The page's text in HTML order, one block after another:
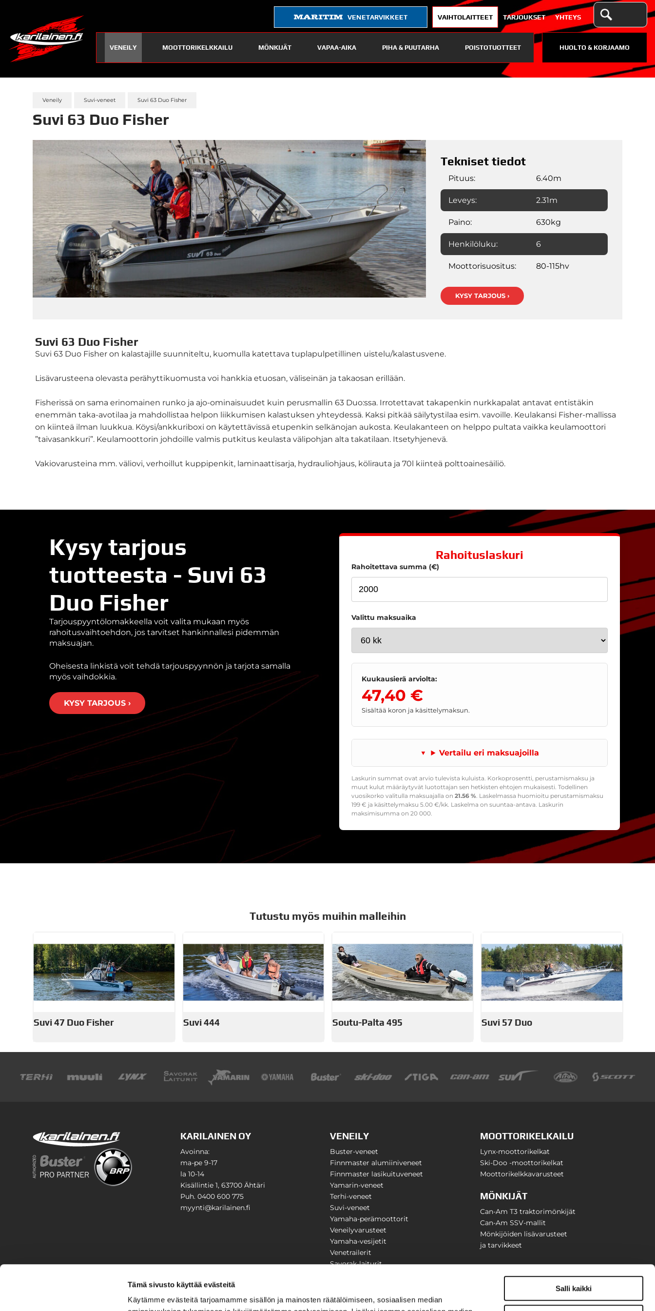
Tämä sivusto käyttää evästeitä
Käytämme evästeitä tarjoamamme sisällön ja mainosten räätälöimiseen, sosiaalisen median
Salli kaikki
VENETARVIKKEET VAIHTOLAITTEET TARJOUKSET YHTEYS
VENEILY MOOTTORIKELKKAILU MÖNKIJÄT VAPAA-AIKA PIHA & PUUTARHA POISTOTUOTTEET HUOLTO & KORJAAMO
Veneily Suvi-veneet Suvi 63 Duo Fisher
Suvi 63 Duo Fisher
Tekniset tiedot
Pituus: 6.40m
Leveys: 2.31m
Paino: 630kg
Henkilöluku: 6
Moottorisuositus: 80-115hv
KYSY TARJOUS ›
Suvi 63 Duo Fisher
Suvi 63 Duo Fisher on kalastajille suunniteltu, kuomulla katettava tuplapulpetillinen uistelu/kalastusvene.
Lisävarusteena olevasta perähyttikuomusta voi hankkia etuosan, väliseinän ja takaosan erillään.
Fisherissä on sama erinomainen runko ja ajo-ominaisuudet kuin perusmallin 63 Duo:ssa. Irrotettavat takapenkin nurkkapalat antavat entistäkin
enemmän taka-avotilaa ja mahdollistaa helpon liikkumisen kalastuksen yhteydessä. Kaksi pitkää säilytystilaa esim. vavoille. Keulakansi Fisher-mallissa
on kiinteä ilman luukkua. Köysi/ankkuriboxi on käytettävissä etupenkin selkänojan aukosta. Keulakanteen on helppo pultata vaikka keulamoottori
”taivasankkuri”. Keulamoottorin johdoille valmis putkitus keulasta välipohjan alta takatilaan. Itsetyhjenevä.
Vakiovarusteina mm. väliovi, verhoillut kuppipenkit, laminaattisarja, hydrauliohjaus, kölirauta ja 70l kiinteä polttoainesäiliö.
Kysy tarjous
tuotteesta - Suvi 63
Duo Fisher
Tarjouspyyntölomakkeella voit valita mukaan myös
rahoitusvaihtoehdon, jos tarvitset hankinnallesi pidemmän
maksuajan.
Oheisesta linkistä voit tehdä tarjouspyynnön ja tarjota samalla
myös vaihdokkia.
KYSY TARJOUS ›
Rahoituslaskuri
Rahoitettava summa (€)
Valittu maksuaika
Kuukausierä arviolta:
47,40 €
Sisältää koron ja käsittelymaksun.
Vertailu eri maksuajoilla
Laskurin summat ovat arvio tulevista kuluista. Korkoprosentti, perustamismaksu ja
muut kulut määräytyvät luotottajan sen hetkisten ehtojen mukaisesti. Todellinen
vuosikorko valitulla maksuajalla on 21.56 %. Laskelmassa huomioitu perustamismaksu
199 € ja käsittelymaksu 5.00 €/kk. Laskelma on suuntaa-antava. Laskurin
maksimisumma on 20 000.
Tutustu myös muihin malleihin
Suvi 47 Duo Fisher Suvi 444 Soutu-Palta 495 Suvi 57 Duo
KARILAINEN OY
Avoinna:
ma-pe 9-17
la 10-14
Kisällintie 1, 63700 Ähtäri
Puh. 0400 600 775
myynti@karilainen.fi
VENEILY
Buster-veneet
Finnmaster alumiiniveneet
Finnmaster lasikuituveneet
Yamarin-veneet
Terhi-veneet
Suvi-veneet
Yamaha-perämoottorit
Veneilyvarusteet
Yamaha-vesijetit
Venetrailerit
Savorak-laiturit
MOOTTORIKELKAILU
Lynx-moottorikelkat
Ski-Doo -moottorikelkat
Moottorikelkkavarusteet
MÖNKIJÄT
Can-Am T3 traktorimönkijät
Can-Am SSV-mallit
Mönkijöiden lisävarusteet
ja tarvikkeet
PIHA & PUUTARHA
Stiga
Yritysesittely
Yhteystiedot